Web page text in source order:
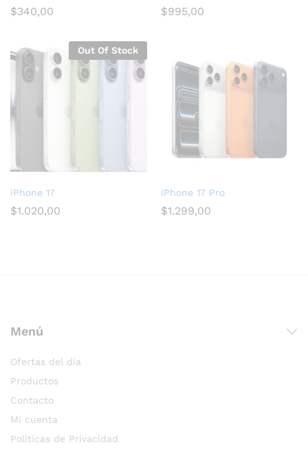
$340,00 $995,00
Out Of Stock
iPhone 17
$1.020,00
iPhone 17 Pro
$1.299,00
Menú
Ofertas del día
Productos
Contacto
Mi cuenta
Políticas de Privacidad